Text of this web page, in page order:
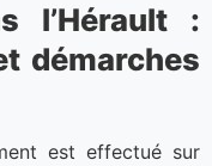
l’Hérault :
démarches
est effectué sur